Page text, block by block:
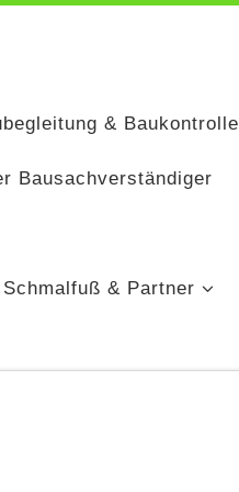
& Baukontrolle
Bausachverständiger
& Partner